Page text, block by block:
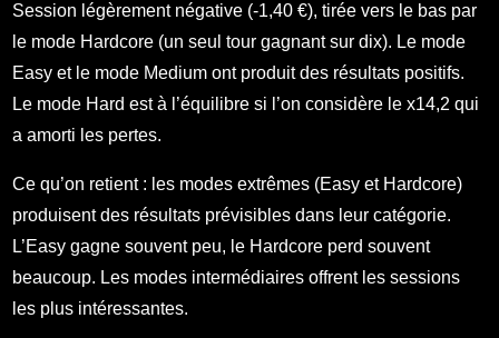
Session légèrement négative (-1,40 €), tirée vers le bas par
le mode Hardcore (un seul tour gagnant sur dix). Le mode
Easy et le mode Medium ont produit des résultats positifs.
Le mode Hard est à l’équilibre si l’on considère le x14,2 qui
a amorti les pertes.
Ce qu’on retient : les modes extrêmes (Easy et Hardcore)
produisent des résultats prévisibles dans leur catégorie.
L’Easy gagne souvent peu, le Hardcore perd souvent
beaucoup. Les modes intermédiaires offrent les sessions
les plus intéressantes.